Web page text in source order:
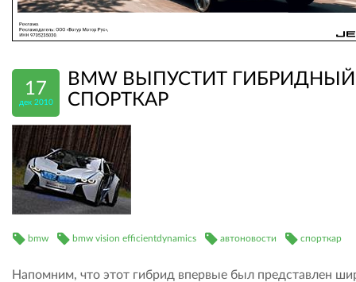
17
дек 2010
BMW ВЫПУСТИТ ГИБРИДНЫЙ
СПОРТКАР
bmw bmw vision efficientdynamics автоновости спорткар
Напомним, что этот гибрид впервые был представлен